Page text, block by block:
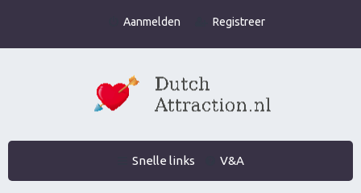
Aanmelden Registreer
Snelle links V&A